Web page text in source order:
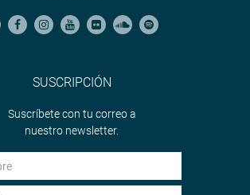
(SP) solicitó mayor ejecución de obras
SUSCRIPCIÓN
Suscríbete con tu correo a
nuestro newsletter.